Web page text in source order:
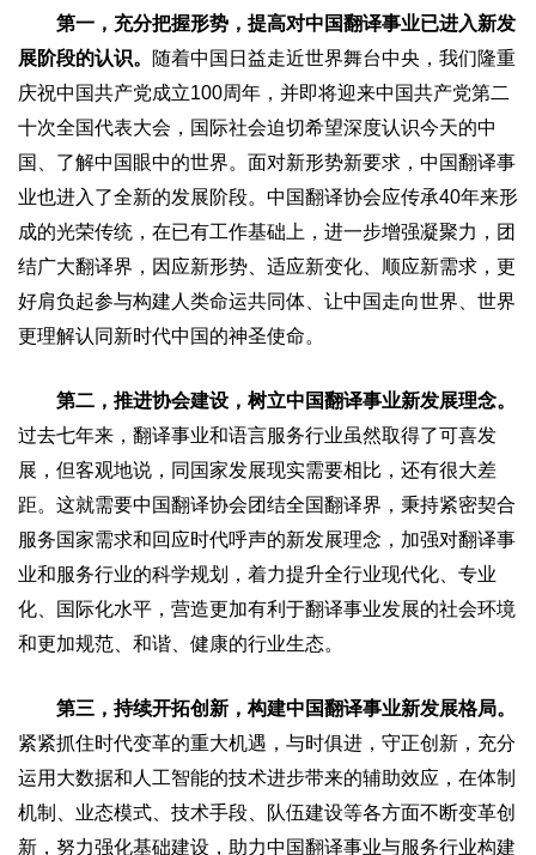
第一，充分把握形势，提高对中国翻译事业已进入新发
展阶段的认识。
随着中国日益走近世界舞台中央，我们隆重
庆祝中国共产党成立100周年，并即将迎来中国共产党第二
十次全国代表大会，国际社会迫切希望深度认识今天的中
国、了解中国眼中的世界。面对新形势新要求，中国翻译事
业也进入了全新的发展阶段。中国翻译协会应传承40年来形
成的光荣传统，在已有工作基础上，进一步增强凝聚力，团
结广大翻译界，因应新形势、适应新变化、顺应新需求，更
好肩负起参与构建人类命运共同体、让中国走向世界、世界
更理解认同新时代中国的神圣使命。
第二，推进协会建设，树立中国翻译事业新发展理念。
过去七年来，翻译事业和语言服务行业虽然取得了可喜发
展，但客观地说，同国家发展现实需要相比，还有很大差
距。这就需要中国翻译协会团结全国翻译界，秉持紧密契合
服务国家需求和回应时代呼声的新发展理念，加强对翻译事
业和服务行业的科学规划，着力提升全行业现代化、专业
化、国际化水平，营造更加有利于翻译事业发展的社会环境
和更加规范、和谐、健康的行业生态。
第三，持续开拓创新，构建中国翻译事业新发展格局。
紧紧抓住时代变革的重大机遇，与时俱进，守正创新，充分
运用大数据和人工智能的技术进步带来的辅助效应，在体制
机制、业态模式、技术手段、队伍建设等各方面不断变革创
新，努力强化基础建设，助力中国翻译事业与服务行业构建